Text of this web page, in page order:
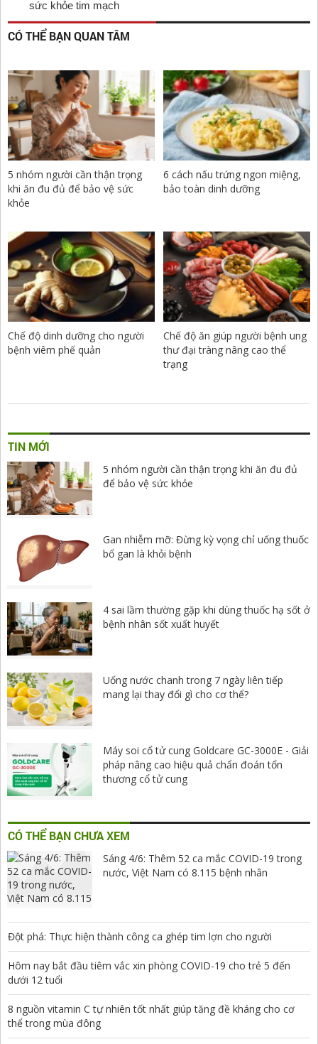
sức khỏe tim mạch
CÓ THỂ BẠN QUAN TÂM
5 nhóm người cần thận trọng
khi ăn đu đủ để bảo vệ sức
khỏe
6 cách nấu trứng ngon miệng,
bảo toàn dinh dưỡng
Chế độ dinh dưỡng cho người
bệnh viêm phế quản
Chế độ ăn giúp người bệnh ung
thư đại tràng nâng cao thể
trạng
TIN MỚI
5 nhóm người cần thận trọng khi ăn đu đủ
để bảo vệ sức khỏe
Gan nhiễm mỡ: Đừng kỳ vọng chỉ uống thuốc
bổ gan là khỏi bệnh
4 sai lầm thường gặp khi dùng thuốc hạ sốt ở
bệnh nhân sốt xuất huyết
Uống nước chanh trong 7 ngày liên tiếp
mang lại thay đổi gì cho cơ thể?
Máy soi cổ tử cung Goldcare GC-3000E - Giải
pháp nâng cao hiệu quả chẩn đoán tổn
thương cổ tử cung
CÓ THỂ BẠN CHƯA XEM
Sáng 4/6: Thêm 52 ca mắc COVID-19 trong
nước, Việt Nam có 8.115 bệnh nhân
Đột phá: Thực hiện thành công ca ghép tim lợn cho người
Hôm nay bắt đầu tiêm vắc xin phòng COVID-19 cho trẻ 5 đến
dưới 12 tuổi
8 nguồn vitamin C tự nhiên tốt nhất giúp tăng đề kháng cho cơ
thể trong mùa đông